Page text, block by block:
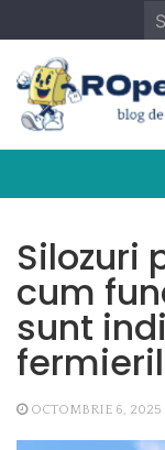
to
content
Silozuri
cum
sunt
OCTOMBRIE 6, 2025